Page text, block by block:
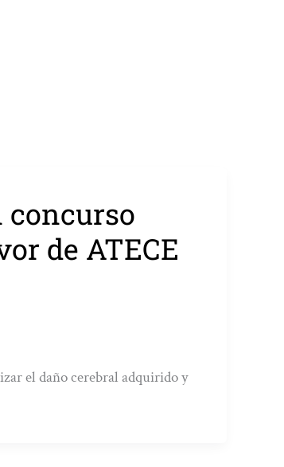
concurso
de ATECE
el daño cerebral adquirido y